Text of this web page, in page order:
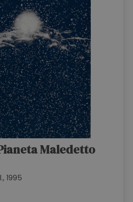
Maledetto
1995